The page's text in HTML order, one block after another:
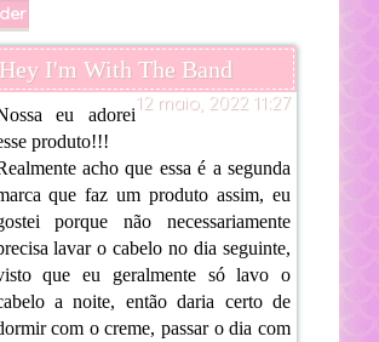
Hey I'm With The Band
12 maio, 2022 11:27
eu adorei
produto!!!
acho que essa é a segunda
que faz um produto assim, eu
porque não necessariamente
lavar o cabelo no dia seguinte,
que eu geralmente só lavo o
a noite, então daria certo de
com o creme, passar o dia com